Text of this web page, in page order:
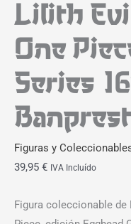
Lilith
One
Series
Figuras y
39,95 € IVA Incluído
Figura coleccionable de